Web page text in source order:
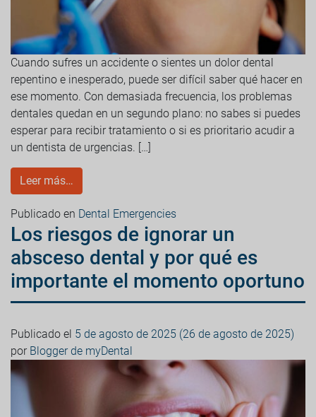
Cuando sufres un accidente o sientes un dolor dental
repentino e inesperado, puede ser difícil saber qué hacer en
ese momento. Con demasiada frecuencia, los problemas
dentales quedan en un segundo plano: no sabes si puedes
esperar para recibir tratamiento o si es prioritario acudir a
un dentista de urgencias. […]
Leer más…
Publicado en Dental Emergencies
Los riesgos de ignorar un
absceso dental y por qué es
importante el momento oportuno
Publicado el 5 de agosto de 2025 (26 de agosto de 2025)
por Blogger de myDental